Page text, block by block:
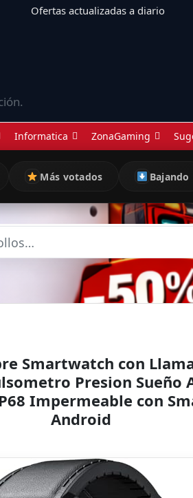
Ofertas actualizadas a diario
Informatica ZonaGaming
Más votados Bajando
Smartwatch con
Presion Sueño
Impermeable con
Android